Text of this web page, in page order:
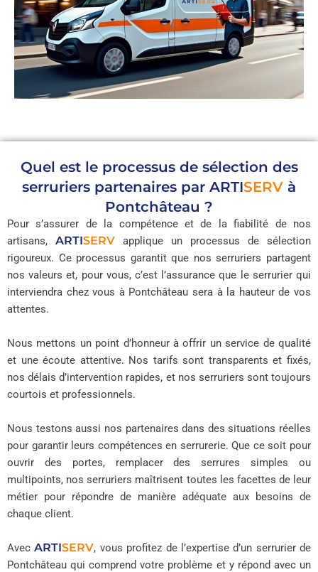
Quel est le processus de sélection des
serruriers partenaires par ARTISERV à
Pontchâteau ?
Pour s’assurer de la compétence et de la fiabilité de nos
artisans, ARTISERV applique un processus de sélection
rigoureux. Ce processus garantit que nos serruriers partagent
nos valeurs et, pour vous, c’est l’assurance que le serrurier qui
interviendra chez vous à Pontchâteau sera à la hauteur de vos
attentes.
Nous mettons un point d’honneur à offrir un service de qualité
et une écoute attentive. Nos tarifs sont transparents et fixés,
nos délais d’intervention rapides, et nos serruriers sont toujours
courtois et professionnels.
Nous testons aussi nos partenaires dans des situations réelles
pour garantir leurs compétences en serrurerie. Que ce soit pour
ouvrir des portes, remplacer des serrures simples ou
multipoints, nos serruriers maîtrisent toutes les facettes de leur
métier pour répondre de manière adéquate aux besoins de
chaque client.
AvecARTISERV, vous profitez de l’expertise d’un serrurier de
Pontchâteau qui comprend votre problème et y répond avec un